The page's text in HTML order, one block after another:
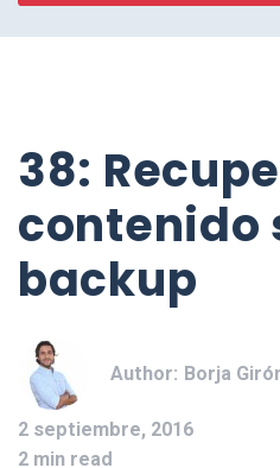
38:
contenido
backup
Author: Borja
2 septiembre, 2016
2 min read